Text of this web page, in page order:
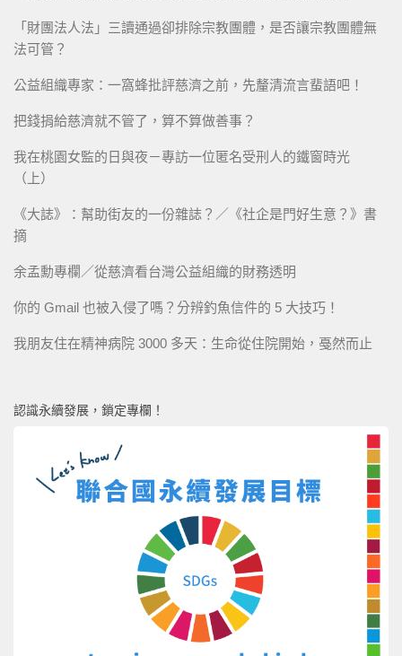
「財團法人法」三讀通過卻排除宗教團體，是否讓宗教團體無
法可管？
公益組織專家：一窩蜂批評慈濟之前，先釐清流言蜚語吧！
把錢捐給慈濟就不管了，算不算做善事？
我在桃園女監的日與夜－專訪一位匿名受刑人的鐵窗時光
（上）
《大誌》：幫助街友的一份雜誌？／《社企是門好生意？》書
摘
余孟勳專欄／從慈濟看台灣公益組織的財務透明
你的 Gmail 也被入侵了嗎？分辨釣魚信件的 5 大技巧！
我朋友住在精神病院 3000 多天：生命從住院開始，戞然而止
認識永續發展，鎖定專欄！